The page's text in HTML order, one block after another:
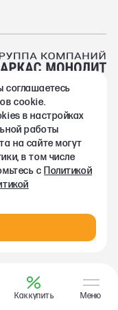
материалов
сайте, носит
и ни при каких
определяемой
Как купить Меню
соглашаетесь
cookie.
в настройках
работы
на сайте могут
в том числе
с Политикой